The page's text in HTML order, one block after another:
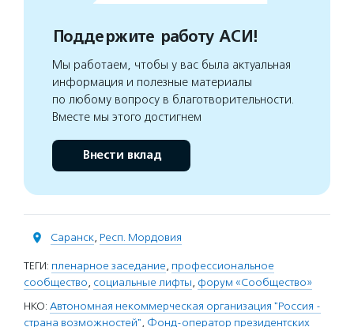
Поддержите работу АСИ!
Мы работаем, чтобы у вас была актуальная
информация и полезные материалы
по любому вопросу в благотворительности.
Вместе мы этого достигнем
Внести вклад
Саранск, Респ. Мордовия
ТЕГИ: пленарное заседание, профессиональное
сообщество, социальные лифты, форум «Сообщество»
НКО: Автономная некоммерческая организация "Россия -
страна возможностей", Фонд-оператор президентских